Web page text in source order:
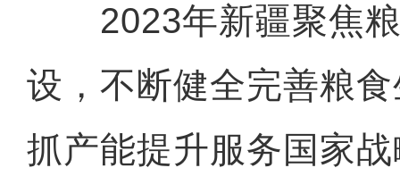
2023年新疆聚焦粮
设，不断健全完善粮
抓产能提升服务国家